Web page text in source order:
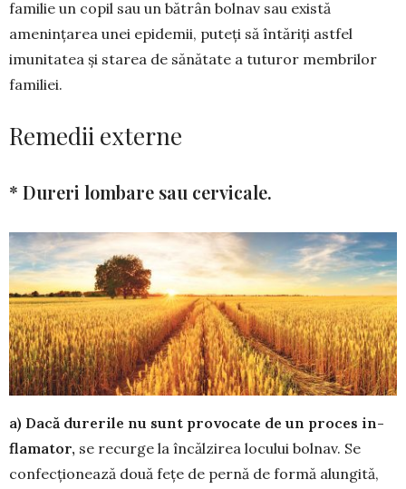
familie un copil sau un bătrân bolnav sau există
amenințarea unei epidemii, puteţi să întăriţi astfel
imunitatea şi starea de sănătate a tuturor membrilor
fa­mi­liei.
Remedii externe
* Dureri lombare sau cervi­cale.
a) Dacă durerile nu sunt pro­vocate de un pro­ces in­
flamator, se recurge la în­căl­zirea locului bolnav. Se
con­fecţio­nează două feţe de pernă de formă a­lun­gită,